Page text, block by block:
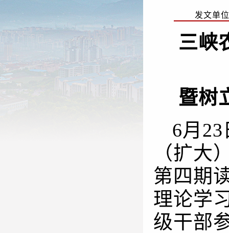
发文单
三峡
暨树
6月
（扩大
第四期
理论学
级干部